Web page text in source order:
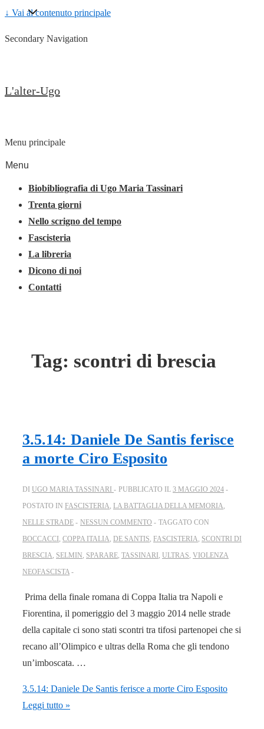
↓ Vai al contenuto principale
Secondary Navigation
L'alter-Ugo
Menu principale
Menu
Biobibliografia di Ugo Maria Tassinari
Trenta giorni
Nello scrigno del tempo
Fascisteria
La libreria
Dicono di noi
Contatti
Tag: scontri di brescia
3.5.14: Daniele De Santis ferisce
a morte Ciro Esposito
DI UGO MARIA TASSINARI PUBBLICATO IL 3 MAGGIO 2024
POSTATO IN FASCISTERIA, LA BATTAGLIA DELLA MEMORIA,
NELLE STRADE
NESSUN COMMENTO
TAGGATO CON
BOCCACCI , COPPA ITALIA, DE SANTIS, FASCISTERIA, SCONTRI DI
BRESCIA, SELMIN, SPARARE, TASSINARI , ULTRAS, VIOLENZA
NEOFASCISTA
Prima della finale romana di Coppa Italia tra Napoli e
Fiorentina, il pomeriggio del 3 maggio 2014 nelle strade
della capitale ci sono stati scontri tra tifosi partenopei che si
recano all’Olimpico e ultras della Roma che gli tendono
un’imboscata. …
3.5.14: Daniele De Santis ferisce a morte Ciro Esposito
Leggi tutto »